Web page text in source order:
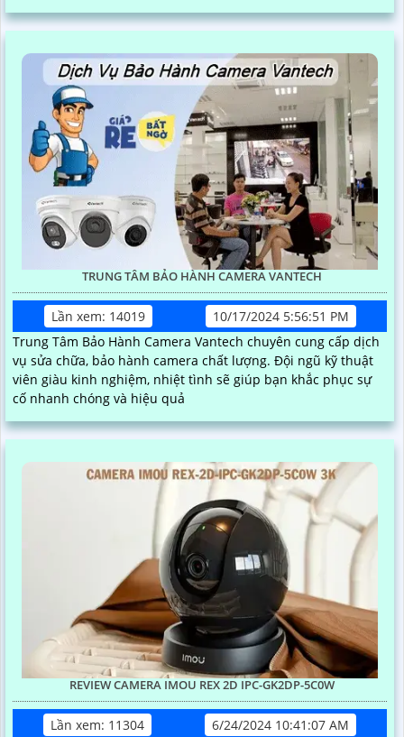
TRUNG TÂM BẢO HÀNH CAMERA VANTECH
Lần xem: 14019
10/17/2024 5:56:51 PM
Trung Tâm Bảo Hành Camera Vantech chuyên cung cấp dịch
vụ sửa chữa, bảo hành camera chất lượng. Đội ngũ kỹ thuật
viên giàu kinh nghiệm, nhiệt tình sẽ giúp bạn khắc phục sự
cố nhanh chóng và hiệu quả
REVIEW CAMERA IMOU REX 2D IPC-GK2DP-5C0W
Lần xem: 11304 6/24/2024 10:41:07 AM